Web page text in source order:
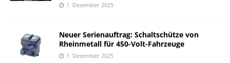
1. Dezember 2025
Neuer Serienauftrag: Schaltschütze von
Rheinmetall für 450-Volt-Fahrzeuge
1. Dezember 2025